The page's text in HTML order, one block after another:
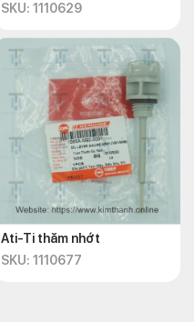
SKU: 1110629
Ati-Ti thăm nhớt
SKU: 1110677